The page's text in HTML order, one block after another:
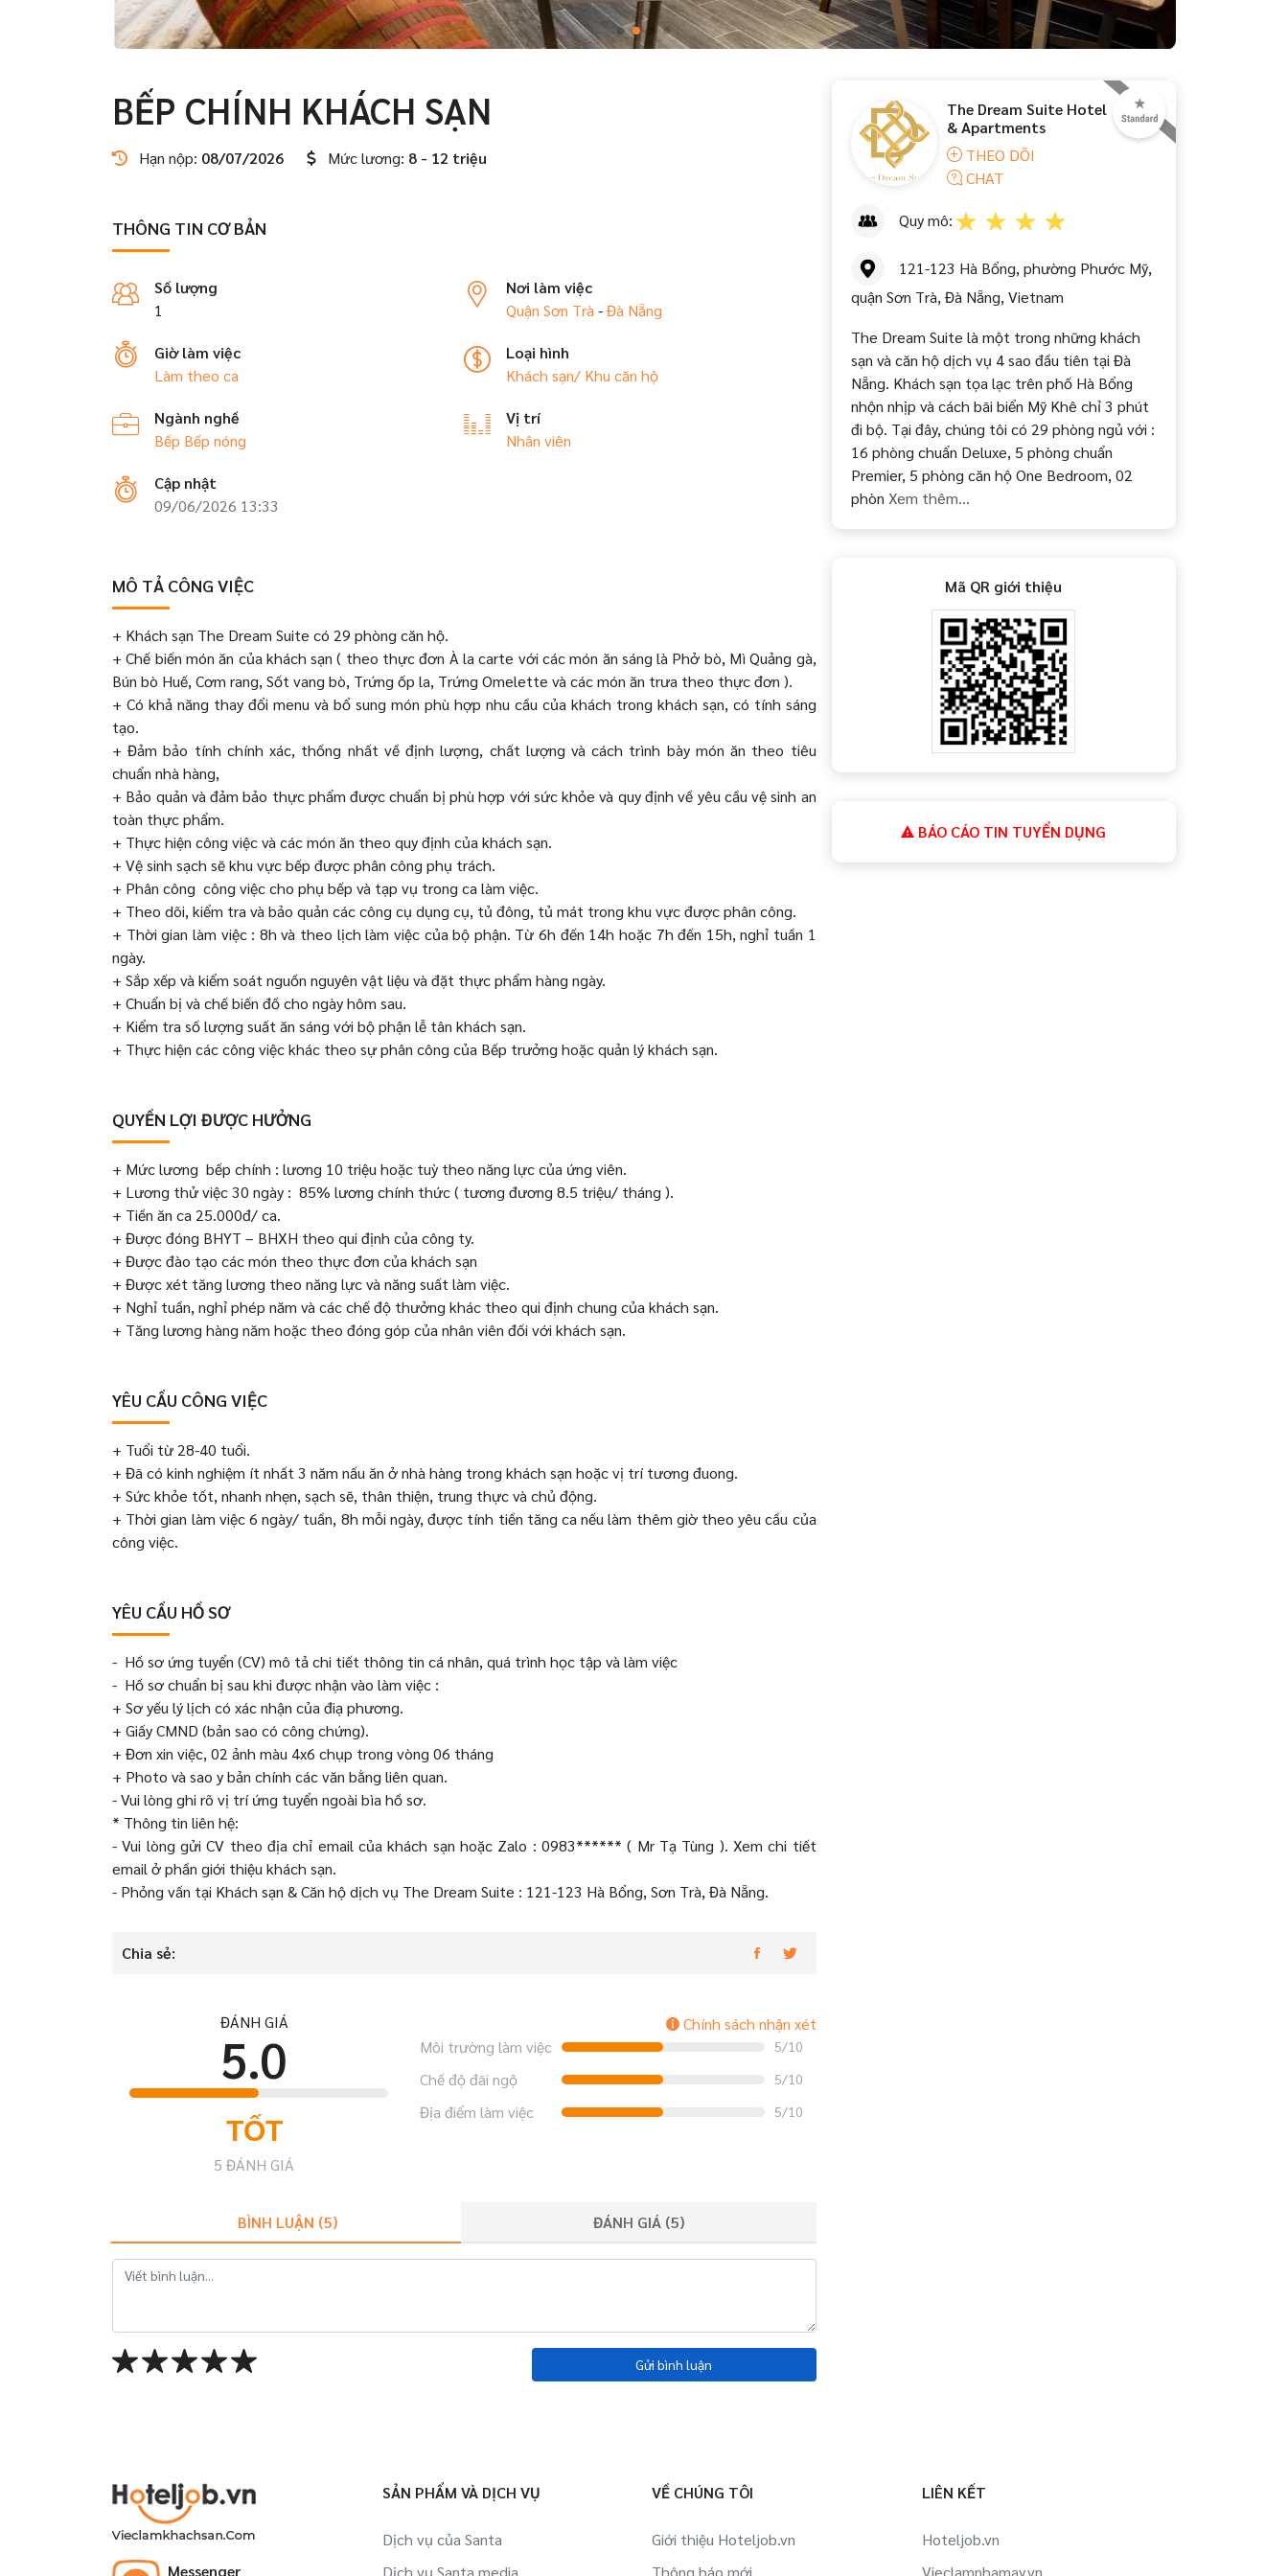
BẾP CHÍNH KHÁCH SẠN
Hạn nộp: 08/07/2026 Mức lương: 8 - 12 triệu
THÔNG TIN CƠ BẢN
Số lượng
1
Nơi làm việc
Quận Sơn Trà -Đà Nẵng
Giờ làm việc
Làm theo ca
Loại hình
Khách sạn/ Khu căn hộ
Ngành nghề
Bếp Bếp nóng
Vị trí
Nhân viên
Cập nhật
09/06/2026 13:33
MÔ TẢ CÔNG VIỆC
+ Khách sạn The Dream Suite có 29 phòng căn hộ.
+ Chế biến món ăn của khách sạn ( theo thực đơn À la carte với các món ăn sáng là Phở bò, Mì Quảng gà,
Bún bò Huế, Cơm rang, Sốt vang bò, Trứng ốp la, Trứng Omelette và các món ăn trưa theo thực đơn ).
+ Có khả năng thay đổi menu và bổ sung món phù hợp nhu cầu của khách trong khách sạn, có tính sáng
tạo.
+ Đảm bảo tính chính xác, thống nhất về định lượng, chất lượng và cách trình bày món ăn theo tiêu
chuẩn nhà hàng,
+ Bảo quản và đảm bảo thực phẩm được chuẩn bị phù hợp với sức khỏe và quy định về yêu cầu vệ sinh an
toàn thực phẩm.
+ Thực hiện công việc và các món ăn theo quy định của khách sạn.
+ Vệ sinh sạch sẽ khu vực bếp được phân công phụ trách.
+ Phân công công việc cho phụ bếp và tạp vụ trong ca làm việc.
+ Theo dõi, kiểm tra và bảo quản các công cụ dụng cụ, tủ đông, tủ mát trong khu vực được phân công.
+ Thời gian làm việc : 8h và theo lịch làm việc của bộ phận. Từ 6h đến 14h hoặc 7h đến 15h, nghỉ tuần 1
ngày.
+ Sắp xếp và kiểm soát nguồn nguyên vật liệu và đặt thực phẩm hàng ngày.
+ Chuẩn bị và chế biến đồ cho ngày hôm sau.
+ Kiểm tra số lượng suất ăn sáng với bộ phận lễ tân khách sạn.
+ Thực hiện các công việc khác theo sự phân công của Bếp trưởng hoặc quản lý khách sạn.
QUYỀN LỢI ĐƯỢC HƯỞNG
+ Mức lương bếp chính : lương 10 triệu hoặc tuỳ theo năng lực của ứng viên.
+ Lương thử việc 30 ngày : 85% lương chính thức ( tương đương 8.5 triệu/ tháng ).
+ Tiền ăn ca 25.000đ/ ca.
+ Được đóng BHYT – BHXH theo qui định của công ty.
+ Được đào tạo các món theo thực đơn của khách sạn
+ Được xét tăng lương theo năng lực và năng suất làm việc.
+ Nghỉ tuần, nghỉ phép năm và các chế độ thưởng khác theo qui định chung của khách sạn.
+ Tăng lương hàng năm hoặc theo đóng góp của nhân viên đối với khách sạn.
YÊU CẦU CÔNG VIỆC
+ Tuổi từ 28-40 tuổi.
+ Đã có kinh nghiệm ít nhất 3 năm nấu ăn ở nhà hàng trong khách sạn hoặc vị trí tương đuong.
+ Sức khỏe tốt, nhanh nhẹn, sạch sẽ, thân thiện, trung thực và chủ động.
+ Thời gian làm việc 6 ngày/ tuần, 8h mỗi ngày, được tính tiền tăng ca nếu làm thêm giờ theo yêu cầu của
công việc.
YÊU CẦU HỒ SƠ
- Hồ sơ ứng tuyển (CV) mô tả chi tiết thông tin cá nhân, quá trình học tập và làm việc
- Hồ sơ chuẩn bị sau khi được nhận vào làm việc :
+ Sơ yếu lý lịch có xác nhận của điạ phương.
+ Giấy CMND (bản sao có công chứng).
+ Đơn xin việc, 02 ảnh màu 4x6 chụp trong vòng 06 tháng
+ Photo và sao y bản chính các văn bằng liên quan.
- Vui lòng ghi rõ vị trí ứng tuyển ngoài bìa hồ sơ.
* Thông tin liên hệ:
- Vui lòng gửi CV theo địa chỉ email của khách sạn hoặc Zalo : 0983****** ( Mr Tạ Tùng ). Xem chi tiết
email ở phần giới thiệu khách sạn.
- Phỏng vấn tại Khách sạn & Căn hộ dịch vụ The Dream Suite : 121-123 Hà Bổng, Sơn Trà, Đà Nẵng.
Chia sẻ:
ĐÁNH GIÁ
5.0
TỐT
5 ĐÁNH GIÁ
Chính sách nhận xét
Môi trường làm việc
5/10
Chế độ đãi ngộ 5/10
Địa điểm làm việc 5/10
BÌNH LUẬN (5) ĐÁNH GIÁ (5)
Gửi bình luận
The Dream Suite Hotel
& Apartments
THEO DÕI
CHAT
Quy mô:
121-123 Hà Bổng, phường Phước Mỹ,
quận Sơn Trà, Đà Nẵng, Vietnam
The Dream Suite là một trong những khách
sạn và căn hộ dịch vụ 4 sao đầu tiên tại Đà
Nẵng. Khách sạn tọa lạc trên phố Hà Bổng
nhộn nhịp và cách bãi biển Mỹ Khê chỉ 3 phút
đi bộ. Tại đây, chúng tôi có 29 phòng ngủ với :
16 phòng chuẩn Deluxe, 5 phòng chuẩn
Premier, 5 phòng căn hộ One Bedroom, 02
phòn Xem thêm...
Mã QR giới thiệu
BÁO CÁO TIN TUYỂN DỤNG
Messenger
SẢN PHẨM VÀ DỊCH VỤ
Dịch vụ của Santa
Dịch vụ Santa media
VỀ CHÚNG TÔI
Giới thiệu Hoteljob.vn
Thông báo mới
LIÊN KẾT
Hoteljob.vn
Vieclamnhamay.vn